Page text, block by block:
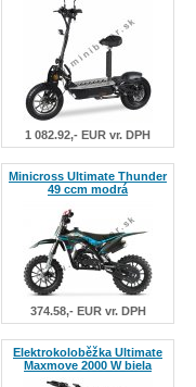
1 082.92,- EUR vr. DPH
Minicross Ultimate Thunder
49 ccm modrá
374.58,- EUR vr. DPH
Elektrokoloběžka Ultimate
Maxmove 2000 W biela